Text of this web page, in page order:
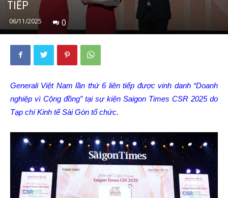
TIẾP
06/11/2025 0
Generali Việt Nam lần thứ 6 liên tiếp được vinh danh “Doanh
nghiệp vì Cộng đồng” tại sự kiện Saigon Times CSR 2025 do
Tạp chí Kinh tế Sài Gòn tổ chức.